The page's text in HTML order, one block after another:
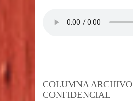
COLUMNA ARCHIVO
CONFIDENCIAL